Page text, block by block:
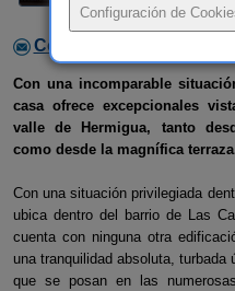
Contactar con el
Con una incomparable
casa ofrece excepcionales
valle de Hermigua, tanto
como desde la magnífica
Con una situación privilegiada
ubica dentro del barrio de Las
cuenta con ninguna otra
una tranquilidad absoluta,
que se posan en las